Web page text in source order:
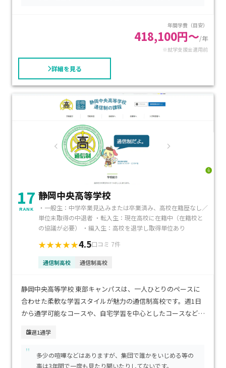
となり、家計への負担も抑えられます。不登校経験があり、自
年間学費（目安）
418,100円～/年
※就学支援金適用前
詳細を見る
17
RANK
静岡中央高等学校
・一般生：中学卒業見込みまたは卒業済み、高校在籍歴なし／
単位未取得の中退者 ・転入生：現在高校に在籍中（在籍校と
の協議が必要） ・編入生：高校を退学し取得単位あり
★★★★★4.5口コミ 7件
通信制高校 通信制高校
静岡中央高等学校 東部キャンパスは、一人ひとりのペースに
合わせた柔軟な学習スタイルが魅力の通信制高校です。週1日
から通学可能なコースや、自宅学習を中心としたコースなど、
り駅から徒歩圏内で通学がしやすいため、毎日の負担を減ら
して学習に集中できます。学費は比較的抑えられており、就学
支援金を活用すれば経済的な負担も軽減可能です。不登校経験
週1通学
"
多少の喧嘩などはありますが、集団で誰かをいじめる等の
事は3年間で一度も見たり聞いたりしてないです。